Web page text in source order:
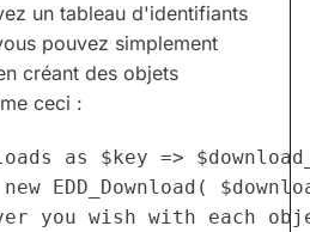
un tableau d'identifiants
pouvez simplement
créant des objets
ceci :
as $key =>